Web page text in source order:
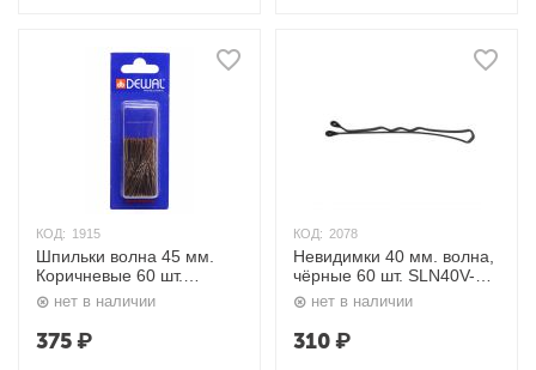
КОД: 1915
Шпильки волна 45 мм.
Коричневые 60 шт.
SLT45V-3/60 Dewal
нет в наличии
375₽
КОД: 2078
Невидимки 40 мм. волна,
чёрные 60 шт. SLN40V-
1/60 Dewal
нет в наличии
310₽